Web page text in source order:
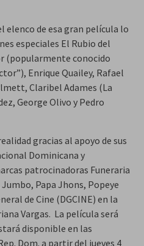
elenco de esa gran película lo
especiales El Rubio del
(popularmente conocido
Enrique Quailey, Rafael
Claribel Adames (La
George Olivo y Pedro
gracias al apoyo de sus
Dominicana y
patrocinadoras Funeraria
Papa Jhons, Popeye
de Cine (DGCINE) en la
Vargas. La película será
disponible en las
Dom. a partir del jueves 4